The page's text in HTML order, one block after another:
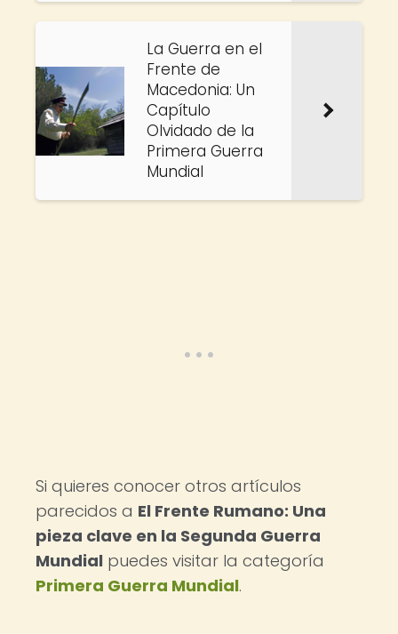
La Guerra en el
Frente de
Macedonia: Un
Capítulo
Olvidado de la
Primera Guerra
Mundial
Si quieres conocer otros artículos
parecidos a El Frente Rumano: Una
pieza clave en la Segunda Guerra
Mundial puedes visitar la categoría
Primera Guerra Mundial.